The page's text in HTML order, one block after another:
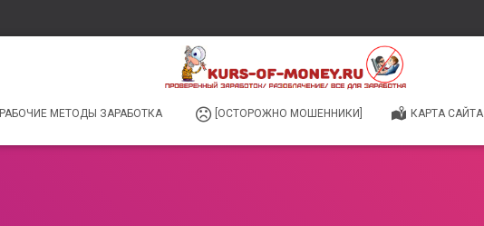
РАБОЧИЕ МЕТОДЫ ЗАРАБОТКА [ОСТОРОЖНО МОШЕННИКИ] КАРТА САЙТА